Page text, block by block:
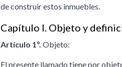
de construir estos inmuebles.
Capítulo I. Objeto y
Artículo 1º. Objeto:
El presente llamado tiene por